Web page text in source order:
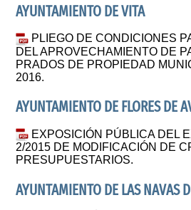
AYUNTAMIENTO DE VITA
PLIEGO DE CONDICIONES
DEL APROVECHAMIENTO DE
PRADOS DE PROPIEDAD
2016.
AYUNTAMIENTO DE FLORES DE
EXPOSICIÓN PÚBLICA DEL
2/2015 DE MODIFICACIÓN DE
PRESUPUESTARIOS.
AYUNTAMIENTO DE LAS NAVAS